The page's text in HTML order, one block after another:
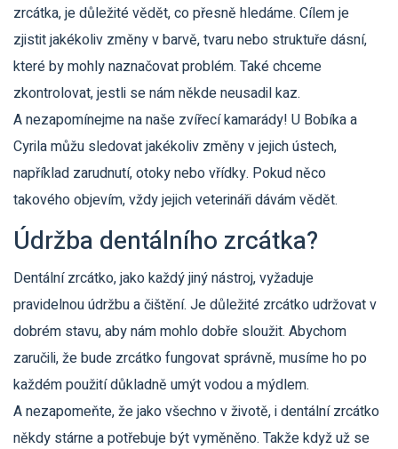
zrcátka, je důležité vědět, co přesně hledáme. Cílem je
zjistit jakékoliv změny v barvě, tvaru nebo struktuře dásní,
které by mohly naznačovat problém. Také chceme
zkontrolovat, jestli se nám někde neusadil kaz.
A nezapomínejme na naše zvířecí kamarády! U Bobíka a
Cyrila můžu sledovat jakékoliv změny v jejich ústech,
například zarudnutí, otoky nebo vřídky. Pokud něco
takového objevím, vždy jejich veterináři dávám vědět.
Údržba dentálního zrcátka?
Dentální zrcátko, jako každý jiný nástroj, vyžaduje
pravidelnou údržbu a čištění. Je důležité zrcátko udržovat v
dobrém stavu, aby nám mohlo dobře sloužit. Abychom
zaručili, že bude zrcátko fungovat správně, musíme ho po
každém použití důkladně umýt vodou a mýdlem.
A nezapomeňte, že jako všechno v životě, i dentální zrcátko
někdy stárne a potřebuje být vyměněno. Takže když už se